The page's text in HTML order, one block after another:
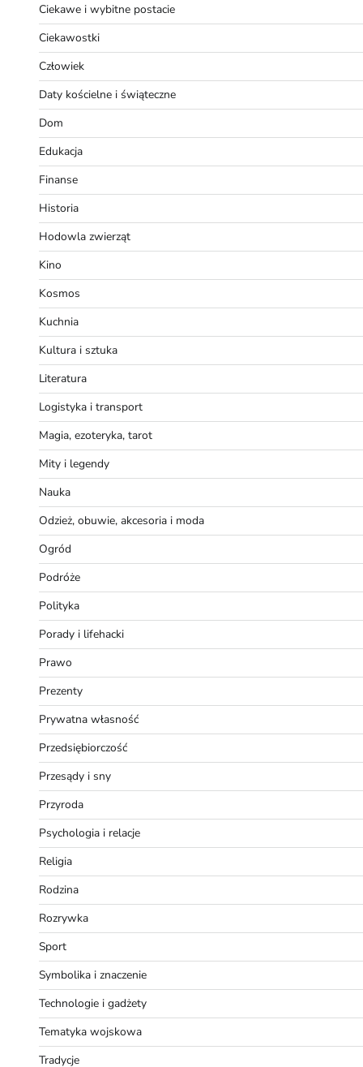
Ciekawe i wybitne postacie
Ciekawostki
Człowiek
Daty kościelne i świąteczne
Dom
Edukacja
Finanse
Historia
Hodowla zwierząt
Kino
Kosmos
Kuchnia
Kultura i sztuka
Literatura
Logistyka i transport
Magia, ezoteryka, tarot
Mity i legendy
Nauka
Odzież, obuwie, akcesoria i moda
Ogród
Podróże
Polityka
Porady i lifehacki
Prawo
Prezenty
Prywatna własność
Przedsiębiorczość
Przesądy i sny
Przyroda
Psychologia i relacje
Religia
Rodzina
Rozrywka
Sport
Symbolika i znaczenie
Technologie i gadżety
Tematyka wojskowa
Tradycje